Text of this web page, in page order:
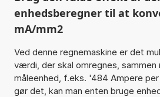
enhedsberegner til at
mA/mm2
Ved denne regnemaskine er det
værdi, der skal omregnes, sammen
måleenhed, f.eks. '484 Ampere
gør det, kan man enten bruge